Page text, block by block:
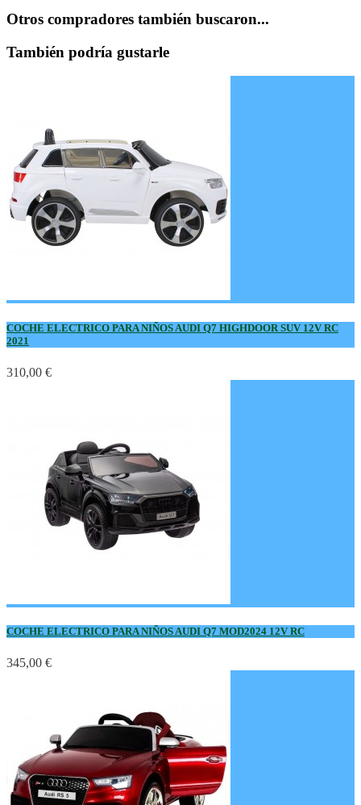
Otros compradores también buscaron...
También podría gustarle
COCHE ELECTRICO PARA NIÑOS AUDI Q7 HIGHDOOR SUV 12V RC
2021
310,00 €
COCHE ELECTRICO PARA NIÑOS AUDI Q7 MOD2024 12V RC
345,00 €